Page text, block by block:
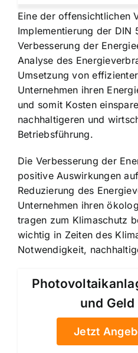
Eine der offensichtlichen
Implementierung der DIN
Verbesserung der
Analyse des
Umsetzung von
Unternehmen ihren
und somit Kosten
nachhaltigeren und
Betriebsführung.
Die Verbesserung der
positive Auswirkungen
Reduzierung des
Unternehmen ihren
tragen zum Klimaschutz
wichtig in Zeiten des
Notwendigkeit,
und
Jetzt